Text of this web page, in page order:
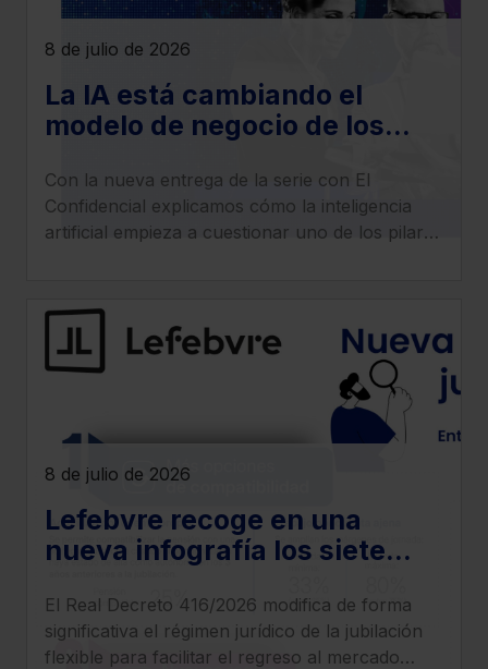
También puedes
configurarlas cookies y
navegador. Si no seleccionas ninguna utilizaremos las
que sean indispensables para la navegación.
Saber más acerca de las cookies
8 de julio de 2026
La IA está cambiando el
modelo de negocio de los
era del ‘superabogado’
Con la nueva entrega de la serie con El
Confidencial explicamos cómo la inteligencia
artificial empieza a cuestionar uno de los pilares
8 de julio de 2026
Lefebvre recoge en una
nueva infografía los siete
introduce el Real Decreto
416/2026
El Real Decreto 416/2026 modifica de forma
significativa el régimen jurídico de la jubilación
flexible para facilitar el regreso al mercado